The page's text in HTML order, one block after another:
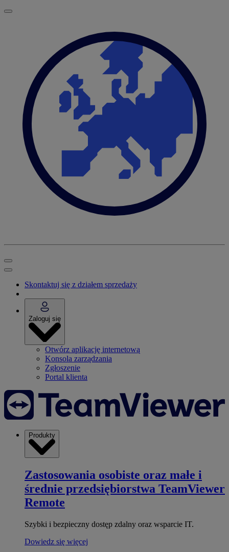
Skontaktuj się z działem sprzedaży
Zaloguj się
Otwórz aplikację internetową
Konsola zarządzania
Zgłoszenie
Portal klienta
Produkty
Zastosowania osobiste oraz małe i
średnie przedsiębiorstwa TeamViewer
Remote
Szybki i bezpieczny dostęp zdalny oraz wsparcie IT.
Dowiedz się więcej